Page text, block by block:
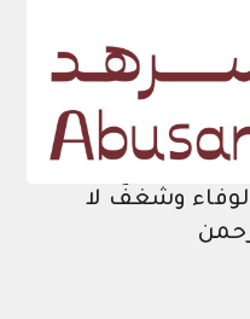
وشغفٌ لا